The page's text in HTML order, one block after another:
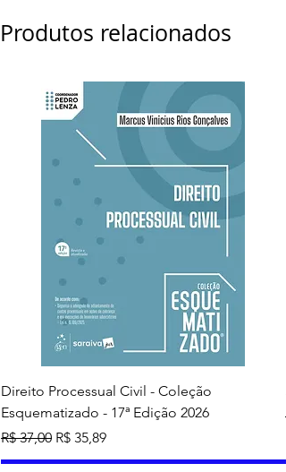
Produtos relacionados
Direito Processual Civil - Coleção
Esquematizado - 17ª Edição 2026
Preço normal
R$ 37,00 Preço promocional
R$ 35,89